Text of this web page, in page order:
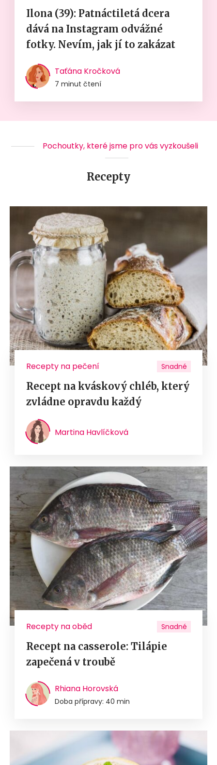
Ilona (39): Patnáctiletá dcera
dává na Instagram odvážné
fotky. Nevím, jak jí to zakázat
Taťána Kročková
7 minut čtení
Pochoutky, které jsme pro vás vyzkoušeli
Recepty
Recepty na pečení Snadné
Recept na kváskový chléb, který
zvládne opravdu každý
Martina Havlíčková
Recepty na oběd Snadné
Recept na casserole: Tilápie
zapečená v troubě
Rhiana Horovská
Doba přípravy: 40 min